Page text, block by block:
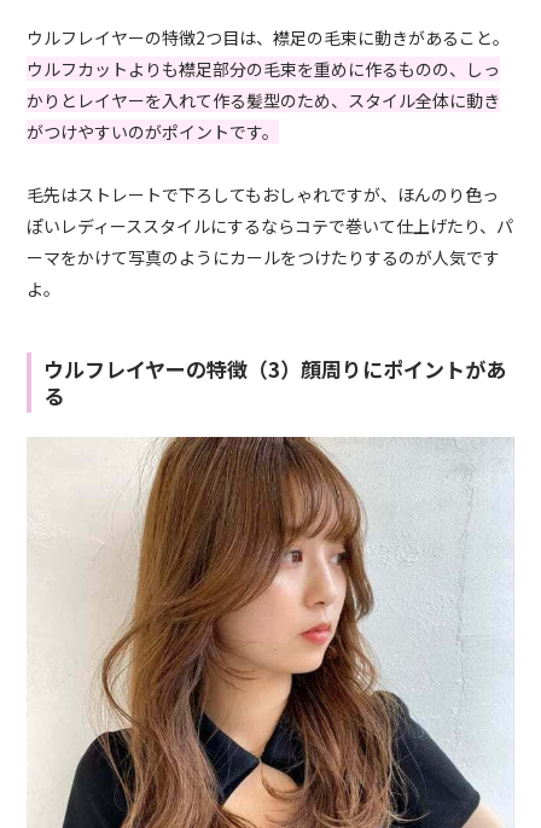
ウルフレイヤーの特徴2つ目は、襟足の毛束に動きがあること。
ウルフカットよりも襟足部分の毛束を重めに作るものの、しっ
かりとレイヤーを入れて作る髪型のため、スタイル全体に動き
がつけやすいのがポイントです。
毛先はストレートで下ろしてもおしゃれですが、ほんのり色っ
ぽいレディーススタイルにするならコテで巻いて仕上げたり、パ
ーマをかけて写真のようにカールをつけたりするのが人気です
よ。
ウルフレイヤーの特徴（3）顔周りにポイントがあ
る